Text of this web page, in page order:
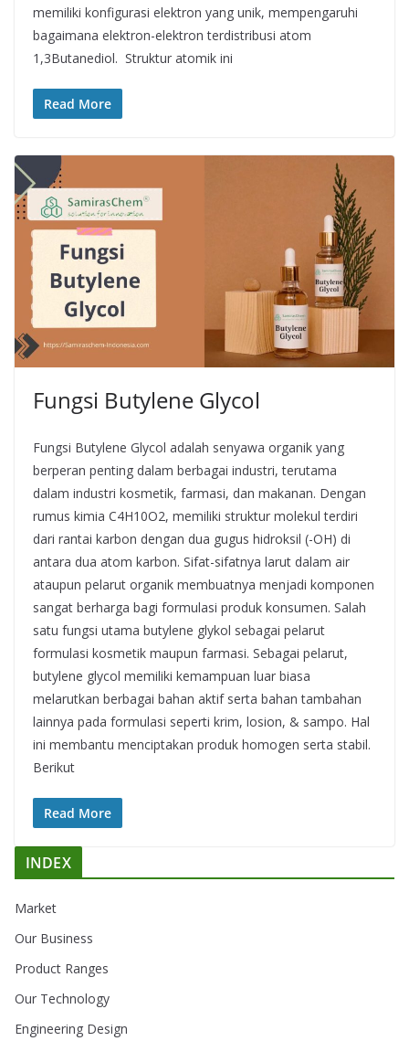
memiliki konfigurasi elektron yang unik, mempengaruhi
bagaimana elektron-elektron terdistribusi atom
1,3Butanediol. Struktur atomik ini
Read More
Fungsi Butylene Glycol
Fungsi Butylene Glycol adalah senyawa organik yang
berperan penting dalam berbagai industri, terutama
dalam industri kosmetik, farmasi, dan makanan. Dengan
rumus kimia C4H10O2, memiliki struktur molekul terdiri
dari rantai karbon dengan dua gugus hidroksil (-OH) di
antara dua atom karbon. Sifat-sifatnya larut dalam air
ataupun pelarut organik membuatnya menjadi komponen
sangat berharga bagi formulasi produk konsumen. Salah
satu fungsi utama butylene glykol sebagai pelarut
formulasi kosmetik maupun farmasi. Sebagai pelarut,
butylene glycol memiliki kemampuan luar biasa
melarutkan berbagai bahan aktif serta bahan tambahan
lainnya pada formulasi seperti krim, losion, & sampo. Hal
ini membantu menciptakan produk homogen serta stabil.
Berikut
Read More
INDEX
Market
Our Business
Product Ranges
Our Technology
Engineering Design